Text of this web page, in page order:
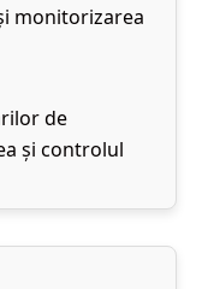
monitorizarea
de
și controlul